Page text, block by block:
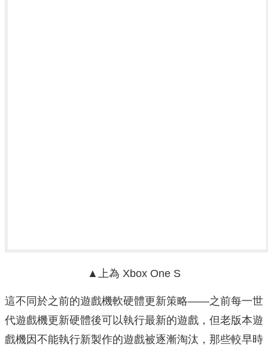
▲上為 Xbox One S
這不同於之前的遊戲機軟硬體更新策略——之前每一世
代遊戲機更新硬體後可以執行最新的遊戲，但老版本遊
戲機因不能執行新製作的遊戲被逐漸淘汰，那些較早時